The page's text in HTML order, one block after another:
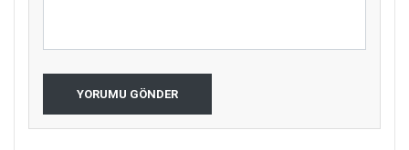
YORUMU GÖNDER